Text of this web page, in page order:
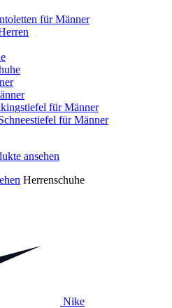
für Männer
für Männer
für Männer
Herrenschuhe
Nike